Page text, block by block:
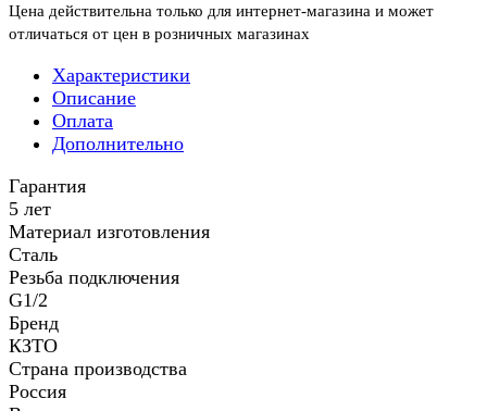
Цена действительна только для интернет-магазина и может
отличаться от цен в розничных магазинах
Характеристики
Описание
Оплата
Дополнительно
Гарантия
5 лет
Материал изготовления
Сталь
Резьба подключения
G1/2
Бренд
КЗТО
Страна производства
Россия